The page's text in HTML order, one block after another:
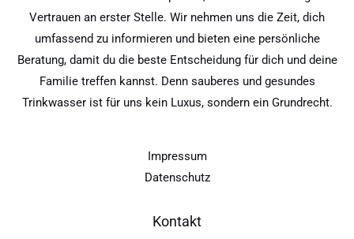
Vertrauen an erster Stelle. Wir nehmen uns die Zeit, dich
umfassend zu informieren und bieten eine persönliche
Beratung, damit du die beste Entscheidung für dich und deine
Familie treffen kannst. Denn sauberes und gesundes
Trinkwasser ist für uns kein Luxus, sondern ein Grundrecht.
Impressum
Datenschutz
Kontakt